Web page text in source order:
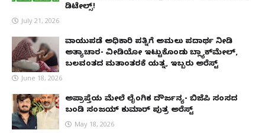
ಡಿಟೇಲ್ಸ್!
July 21, 2026
ವಾಯುಪಡೆ ಅಧಿಕಾರಿ ಪತ್ನಿಗೆ ಅಮಲು ಪದಾರ್ಥ ನೀಡಿ
ಅತ್ಯಾಚಾರ- ವೀಡಿಯೋ ಇಟ್ಟುಕೊಂಡು ಬ್ಲ್ಯಾಕ್‌ಮೇಲ್,
ಬಲವಂತದ ಮತಾಂತರಕ್ಕೆ ಯತ್ನ, ಇಬ್ಬರು ಅರೆಸ್ಟ್
June 18, 2026
ಅಪ್ರಾಪ್ತೆಯ ಮೇಲೆ ಲೈಂಗಿಕ ದೌರ್ಜನ್ಯ- ಬಿಜೆಪಿ ಸಂಸದ
ಬಂಡಿ ಸಂಜಯ್ ಕುಮಾರ್ ಪುತ್ರ ಅರೆಸ್ಟ್
May 18, 2026